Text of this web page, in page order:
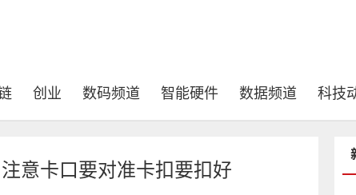
创业 数码频道 智能硬件 数据频道 科技
意卡口要对准卡扣要扣好